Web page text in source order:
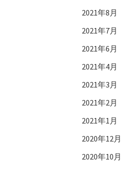
2021年8月
2021年7月
2021年6月
2021年4月
2021年3月
2021年2月
2021年1月
2020年12月
2020年10月